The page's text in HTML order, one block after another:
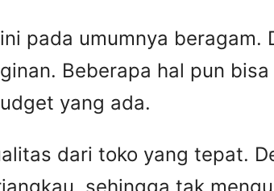
pada umumnya beragam.
Beberapa hal pun
yang ada.
dari toko yang tepat.